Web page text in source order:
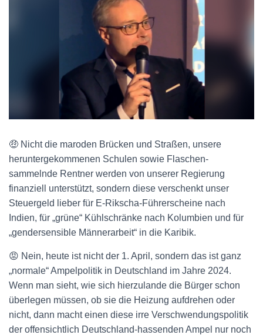
🤑 Nicht die maroden Brücken und Straßen, unsere
heruntergekommenen Schulen sowie Flaschen-
sammelnde Rentner werden von unserer Regierung
finanziell unterstützt, sondern diese verschenkt unser
Steuergeld lieber für E-Rikscha-Führerscheine nach
Indien, für „grüne“ Kühlschränke nach Kolumbien und für
„gendersensible Männerarbeit“ in die Karibik.
😡 Nein, heute ist nicht der 1. April, sondern das ist ganz
„normale“ Ampelpolitik in Deutschland im Jahre 2024.
Wenn man sieht, wie sich hierzulande die Bürger schon
überlegen müssen, ob sie die Heizung aufdrehen oder
nicht, dann macht einen diese irre Verschwendungspolitik
der offensichtlich Deutschland-hassenden Ampel nur noch